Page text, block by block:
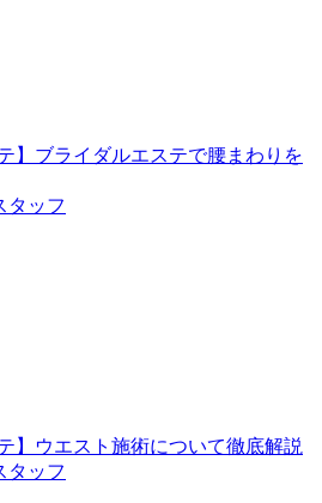
】ブライダルエステで腰まわりを
タッフ
】ウエスト施術について徹底解説
タッフ